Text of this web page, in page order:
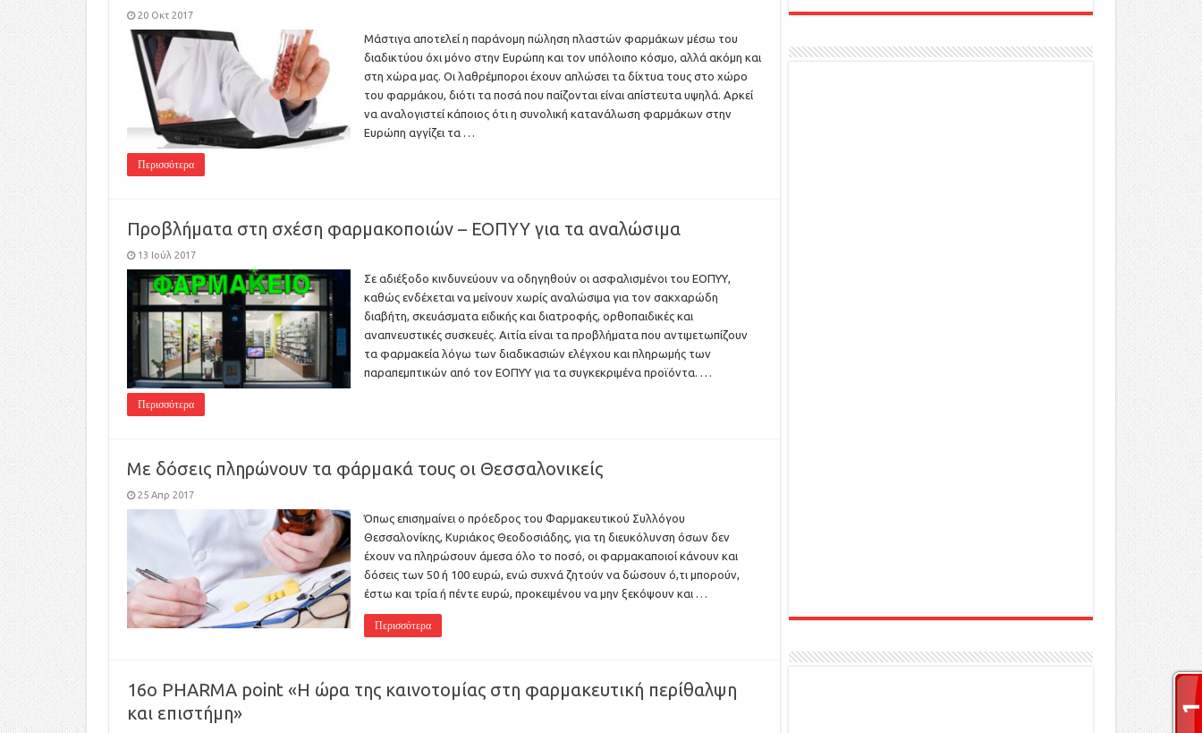
20 Οκτ 2017
Μάστιγα αποτελεί η παράνομη πώληση πλαστών φαρμάκων μέσω του
διαδικτύου όχι μόνο στην Ευρώπη και τον υπόλοιπο κόσμο, αλλά ακόμη και
στη χώρα μας. Οι λαθρέμποροι έχουν απλώσει τα δίχτυα τους στο χώρο
του φαρμάκου, διότι τα ποσά που παίζονται είναι απίστευτα υψηλά. Αρκεί
να αναλογιστεί κάποιος ότι η συνολική κατανάλωση φαρμάκων στην
Ευρώπη αγγίζει τα …
Περισσότερα
Προβλήματα στη σχέση φαρμακοποιών – ΕΟΠΥΥ για τα αναλώσιμα
13 Ιούλ 2017
Σε αδιέξοδο κινδυνεύουν να οδηγηθούν οι ασφαλισμένοι του ΕΟΠΥΥ,
καθώς ενδέχεται να μείνουν χωρίς αναλώσιμα για τον σακχαρώδη
διαβήτη, σκευάσματα ειδικής και διατροφής, ορθοπαιδικές και
αναπνευστικές συσκευές. Αιτία είναι τα προβλήματα που αντιμετωπίζουν
τα φαρμακεία λόγω των διαδικασιών ελέγχου και πληρωμής των
παραπεμπτικών από τον ΕΟΠΥΥ για τα συγκεκριμένα προϊόντα. …
Περισσότερα
Με δόσεις πληρώνουν τα φάρμακά τους oι Θεσσαλονικείς
25 Απρ 2017
Όπως επισημαίνει ο πρόεδρος του Φαρμακευτικού Συλλόγου
Θεσσαλονίκης, Κυριάκος Θεοδοσιάδης, για τη διευκόλυνση όσων δεν
έχουν να πληρώσουν άμεσα όλο το ποσό, οι φαρμακαποιοί κάνουν και
δόσεις των 50 ή 100 ευρώ, ενώ συχνά ζητούν να δώσουν ό,τι μπορούν,
έστω και τρία ή πέντε ευρώ, προκειμένου να μην ξεκόψουν και …
Περισσότερα
16o PHARMA point «Η ώρα της καινοτομίας στη φαρμακευτική περίθαλψη
και επιστήμη»